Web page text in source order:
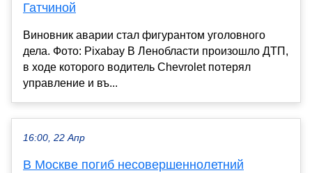
Гатчиной
Виновник аварии стал фигурантом уголовного
дела. Фото: Pixabay В Ленобласти произошло ДТП,
в ходе которого водитель Chevrolet потерял
управление и въ...
16:00, 22 Апр
В Москве погиб несовершеннолетний